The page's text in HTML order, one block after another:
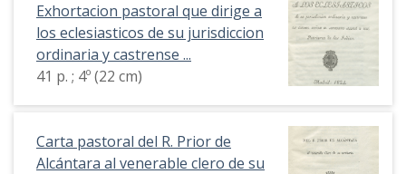
Exhortacion pastoral que dirige a
los eclesiasticos de su jurisdiccion
ordinaria y castrense ...
41 p. ; 4º (22 cm)
Carta pastoral del R. Prior de
Alcántara al venerable clero de su